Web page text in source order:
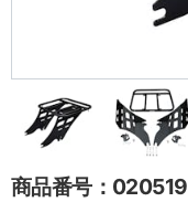
商品番号：020519